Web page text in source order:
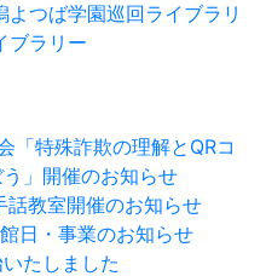
つば学園巡回ライブラリ
ブラリー
「特殊詐欺の理解とQRコ
」開催のお知らせ
教室開催のお知らせ
日・事業のお知らせ
たしました